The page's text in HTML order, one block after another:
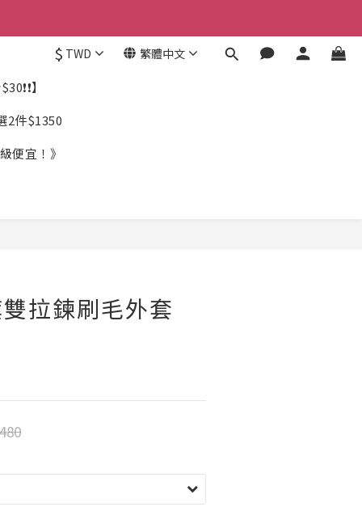
$ TWD 繁體中文
】
2件$1350
便宜！》
拉鍊刷毛外套